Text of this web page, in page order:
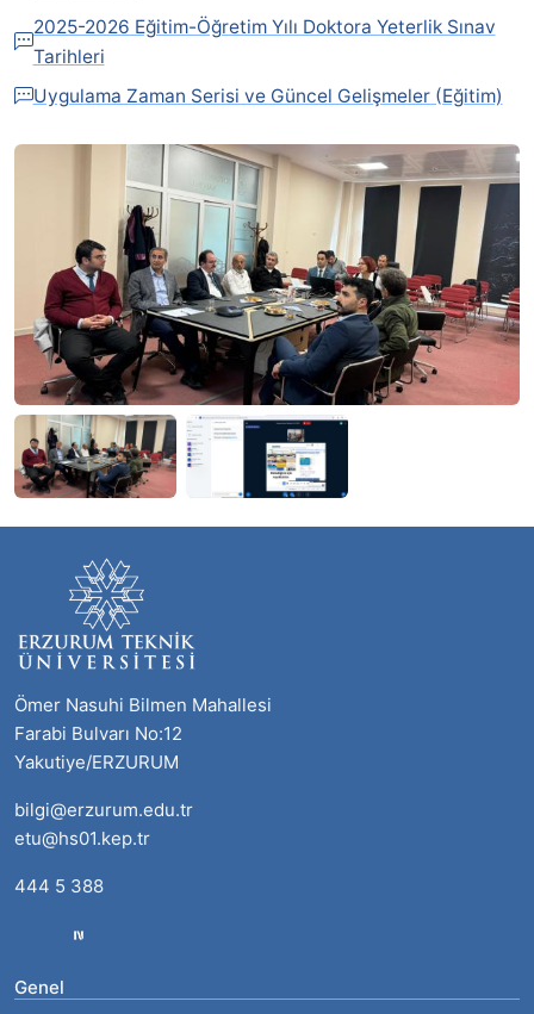
2025-2026 Eğitim-Öğretim Yılı Doktora Yeterlik Sınav
Tarihleri
Uygulama Zaman Serisi ve Güncel Gelişmeler (Eğitim)
Ömer Nasuhi Bilmen Mahallesi
Farabi Bulvarı No:12
Yakutiye/ERZURUM
bilgi@erzurum.edu.tr
etu@hs01.kep.tr
444 5 388
Genel